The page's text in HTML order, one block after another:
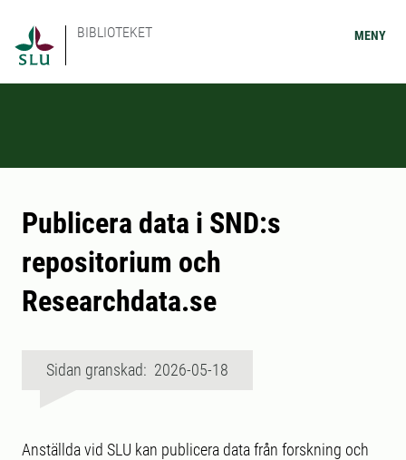
BIBLIOTEKET MENY
Publicera data i SND:s
repositorium och
Researchdata.se
Sidan granskad: 2026-05-18
Anställda vid SLU kan publicera data från forskning och